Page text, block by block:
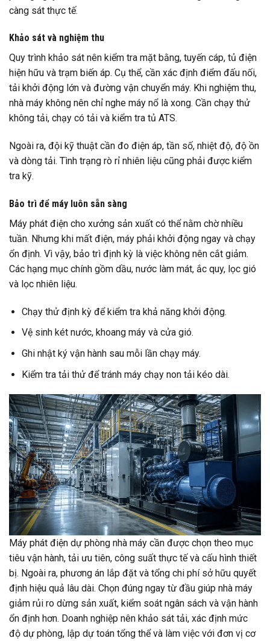
càng sát thực tế.
Khảo sát và nghiệm thu
Quy trình khảo sát nên kiểm tra mặt bằng, tuyến cáp, tủ điện
hiện hữu và trạm biến áp. Cụ thể, cần xác định điểm đấu nối,
tải khởi động lớn và đường vận chuyển máy. Khi nghiệm thu,
nhà máy không nên chỉ nghe máy nổ là xong. Cần chạy thử
không tải, chạy có tải và kiểm tra tủ ATS.
Ngoài ra, đội kỹ thuật cần đo điện áp, tần số, nhiệt độ, độ ồn
và dòng tải. Tình trạng rò rỉ nhiên liệu cũng phải được kiểm
tra kỹ.
Bảo trì để máy luôn sẵn sàng
Máy phát điện cho xưởng sản xuất có thể nằm chờ nhiều
tuần. Nhưng khi mất điện, máy phải khởi động ngay và chạy
ổn định. Vì vậy, bảo trì định kỳ là việc không nên cắt giảm.
Các hạng mục chính gồm dầu, nước làm mát, ắc quy, lọc gió
và lọc nhiên liệu.
Chạy thử định kỳ để kiểm tra khả năng khởi động.
Vệ sinh két nước, khoang máy và cửa gió.
Ghi nhật ký vận hành sau mỗi lần chạy máy.
Kiểm tra tải thử để tránh máy chạy non tải kéo dài.
Máy phát điện dự phòng nhà máy cần được chọn theo mục
tiêu vận hành, tải ưu tiên, công suất thực tế và cấu hình thiết
bị. Ngoài ra, phương án lắp đặt và tổng chi phí sở hữu quyết
định hiệu quả lâu dài. Chọn đúng ngay từ đầu giúp nhà máy
giảm rủi ro dừng sản xuất, kiểm soát ngân sách và vận hành
ổn định hơn. Doanh nghiệp nên khảo sát tải, xác định mức
độ dự phòng, lập dự toán tổng thể và làm việc với đơn vị cơ